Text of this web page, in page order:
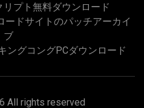
プト無料ダウンロード
ードサイトのパッチアーカイ
ブ
ングコングPCダウンロード
All rights reserved